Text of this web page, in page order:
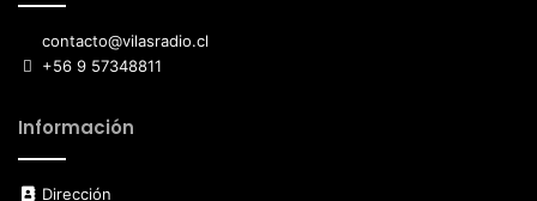
contacto@vilasradio.cl
+56 9 57348811
Información
Dirección